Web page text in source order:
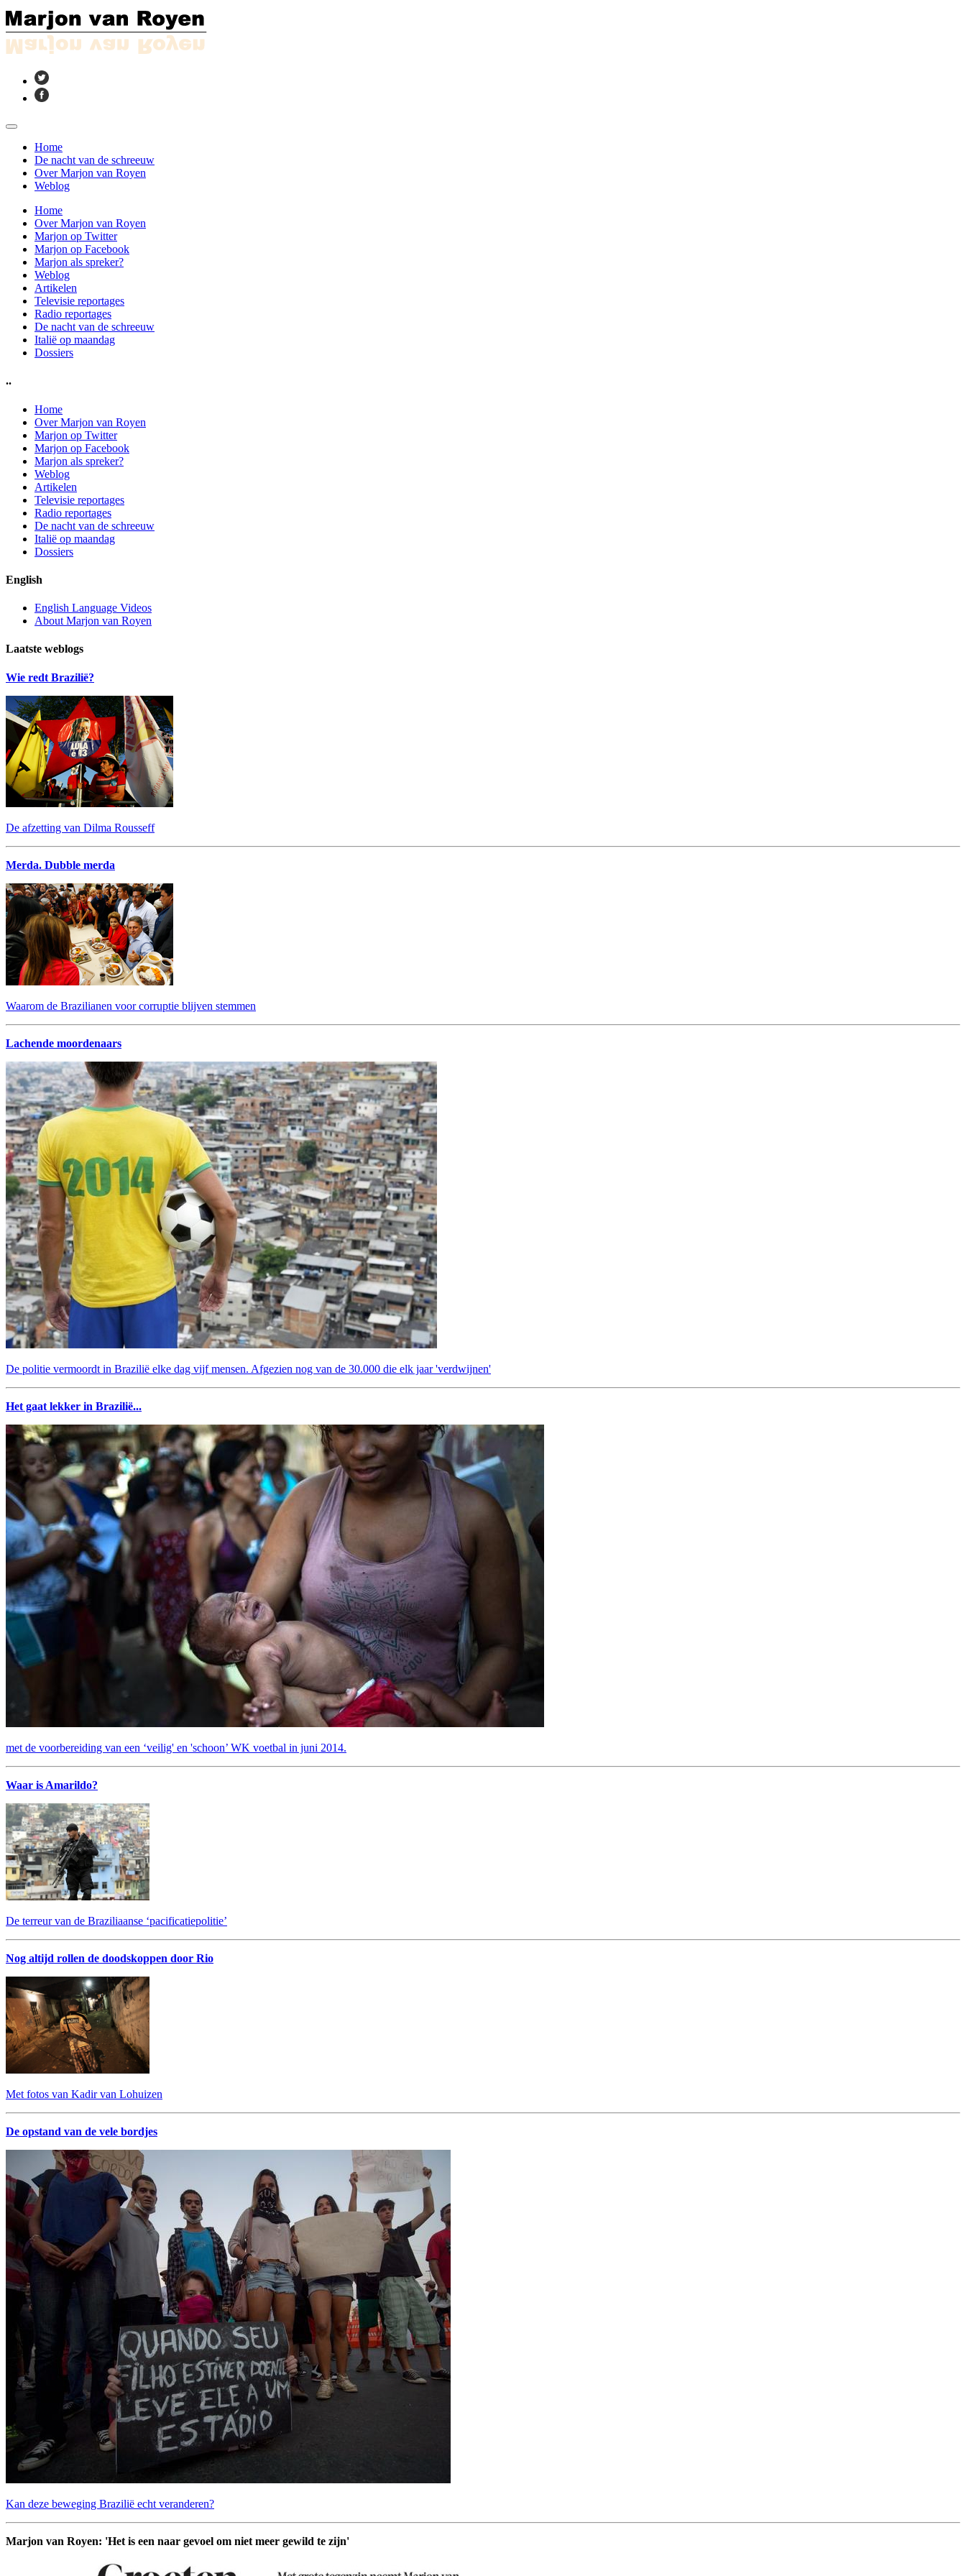
Home
De nacht van de schreeuw
Over Marjon van Royen
Weblog
Home
Over Marjon van Royen
Marjon op Twitter
Marjon op Facebook
Marjon als spreker?
Weblog
Artikelen
Televisie reportages
Radio reportages
De nacht van de schreeuw
Italië op maandag
Dossiers
..
Home
Over Marjon van Royen
Marjon op Twitter
Marjon op Facebook
Marjon als spreker?
Weblog
Artikelen
Televisie reportages
Radio reportages
De nacht van de schreeuw
Italië op maandag
Dossiers
English
English Language Videos
About Marjon van Royen
Laatste weblogs
Wie redt Brazilië?
De afzetting van Dilma Rousseff
Merda. Dubble merda
Waarom de Brazilianen voor corruptie blijven stemmen
Lachende moordenaars
De politie vermoordt in Brazilië elke dag vijf mensen. Afgezien nog van de 30.000 die elk jaar 'verdwijnen'
Het gaat lekker in Brazilië...
met de voorbereiding van een ‘veilig' en 'schoon’ WK voetbal in juni 2014.
Waar is Amarildo?
De terreur van de Braziliaanse ‘pacificatiepolitie’
Nog altijd rollen de doodskoppen door Rio
Met fotos van Kadir van Lohuizen
De opstand van de vele bordjes
Kan deze beweging Brazilië echt veranderen?
Marjon van Royen: 'Het is een naar gevoel om niet meer gewild te zijn'